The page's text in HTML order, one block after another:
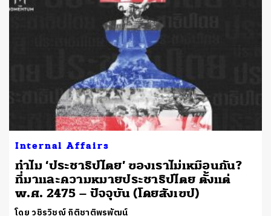
Internal Affairs
ทำไม ‘ประชาธิปไตย’ ของเราไม่เหมือนกัน?
ที่มาและความหมายประชาธิปไตย ตั้งแต่
พ.ศ. 2475 – ปัจจุบัน (โดยสังเขป)
โดย วชิรวิชญ์ กิติชาติพรพัฒน์